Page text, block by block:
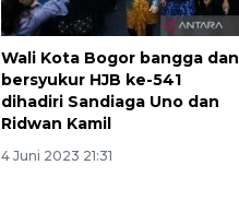
Wali Kota Bogor bangga dan
bersyukur HJB ke-541
dihadiri Sandiaga Uno dan
Ridwan Kamil
4 Juni 2023 21:31